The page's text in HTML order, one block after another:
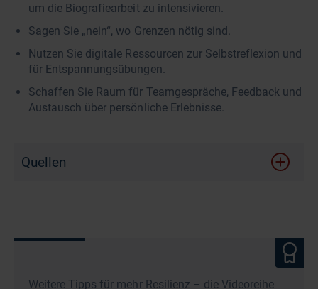
um die Biografiearbeit zu intensivieren.
Sagen Sie „nein“, wo Grenzen nötig sind.
Nutzen Sie digitale Ressourcen zur Selbstreflexion und
für Entspannungsübungen.
Schaffen Sie Raum für Teamgespräche, Feedback und
Austausch über persönliche Erlebnisse.
Quellen
Weitere Tipps für mehr Resilienz – die Videoreihe